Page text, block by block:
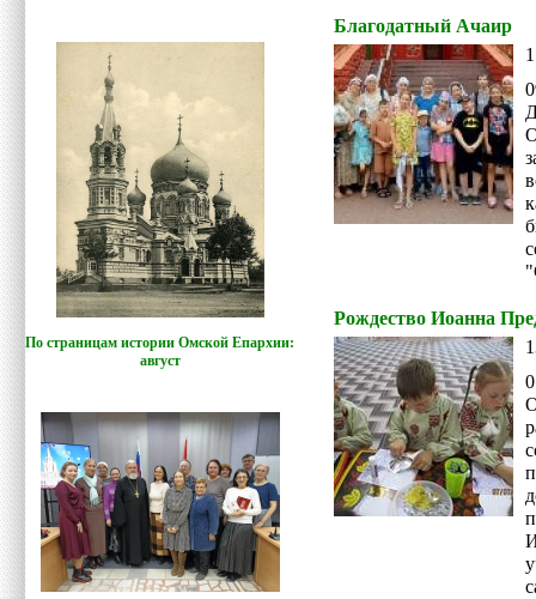
По страницам истории Омской Епархии:
август
Благодатный Ачаир
Рождество Иоанна